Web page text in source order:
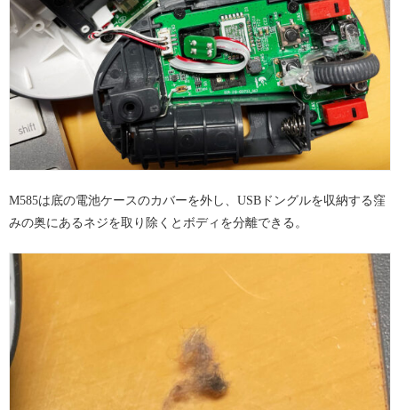
M585は底の電池ケースのカバーを外し、USBドングルを収納する窪
みの奥にあるネジを取り除くとボディを分離できる。